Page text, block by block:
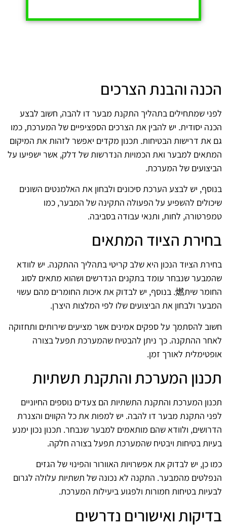
הכנה והבנת הצרכים
לפני שמתחילים בתהליך התקנת מבער דו להבה, חשוב לבצע
הכנה יסודית. יש להבין את הצרכים הספציפיים של המערכת, כמו
גם את דרישות הבטיחות. תכנון מקדים יאפשר לזהות את המיקום
המתאים למבער ואת הכמויות הנדרשות של דלק, אשר ישפיעו על
הביצועים של המערכת.
בנוסף, יש לבצע הערכת סיכונים ולבחון את האלמנטים השונים
שיכולים להשפיע על הפעולה התקינה של המבער, כמו
טמפרטורה, לחות, ותנאי עבודה בסביבה.
בחירת הציוד המתאים
בחירת הציוד הנכון היא שלב קריטי בתהליך ההתקנה. יש לוודא
שהמבער שנבחר עומד בתקנים הנדרשים ושהוא מתאים לסוג
החומר שית燃. בנוסף, יש לבדוק את איכות החומרים מהם עשוי
המבער ולבחון את הביצועים שלו לפי המלצות היצרן.
חשוב להסתמך על ספקים אמינים אשר מציעים שירותים ותחזוקה
לאחר ההתקנה. כך ניתן להבטיח שהמערכת תפעל בצורה
אופטימלית לאורך זמן.
תכנון המערכת והתקנת תשתיות
תכנון המערכת והתקנת התשתיות הם צעדים נוספים החיוניים
לפני התקנת מבער דו להבה. יש למפות את כל הקווים והצנרת
הדרושים, ולוודא שהם מותאמים למבער שנבחר. תכנון נכון ימנע
בעיות בטיחות ויבטיח שהמערכת תפעל בצורה חלקה.
כמו כן, יש לבדוק את אפשרויות האוורור והפינוי של הגזים
הנפלטים מהמבער. התקנה לא נכונה של תשתיות עלולה לגרום
לבעיות בטיחות חמורות ולפגוע ביעילות המערכת.
בדיקות ואישורים נדרשים